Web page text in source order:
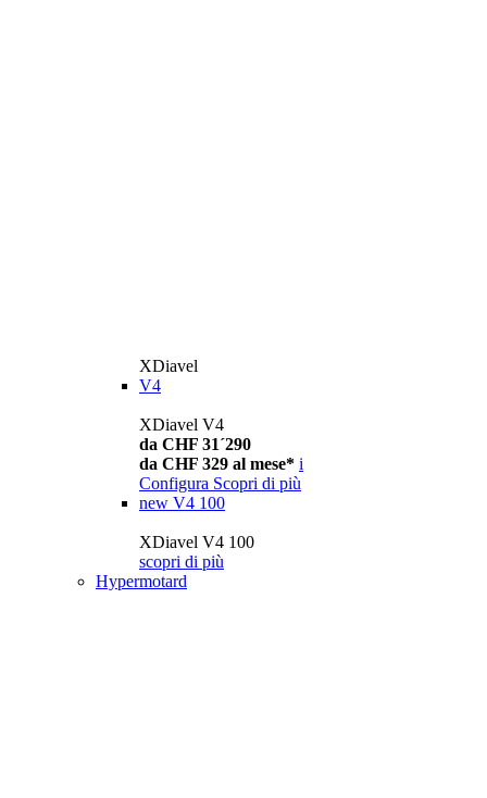
XDiavel
V4
XDiavel V4
da CHF 31´290
da CHF 329 al mese* i
Configura Scopri di più
new V4 100
XDiavel V4 100
scopri di più
Hypermotard